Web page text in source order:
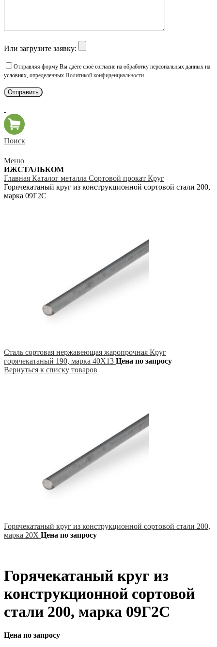
Или загрузите заявку:
Отправляя форму Вы даёте своё согласие на обработку персональных данных на
условиях, определенных Политикой конфиденциальности
Поиск
Меню
ИЖСТАЛЬКОМ
Главная Каталог металла Сортовой прокат Круг
Горячекатаный круг из конструкционной сортовой стали 200,
марка 09Г2С
Сталь сортовая нержавеющая жаропрочная Круг
горячекатаный 190, марка 40Х13 Цена по запросу
Вернуться к списку товаров
Горячекатаный круг из конструкционной сортовой стали 200,
марка 20Х Цена по запросу
Горячекатаный круг из
конструкционной сортовой
стали 200, марка 09Г2С
Цена по запросу